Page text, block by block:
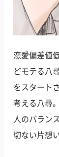
恋愛偏差値
どモテる八
をスタート
考える八尋
人のバラン
切ない片想